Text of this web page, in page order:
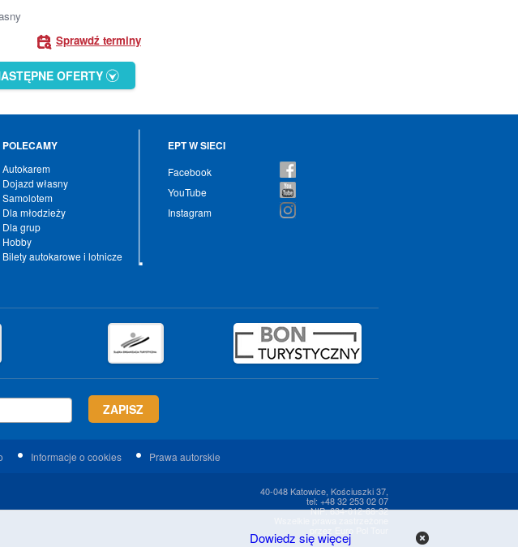
Sprawdź terminy
OFERTY
POLECAMY
Autokarem
Dojazd własny
Samolotem
Dla młodzieży
Dla grup
Hobby
Bilety autokarowe i lotnicze
EPT W SIECI
Facebook
YouTube
Instagram
Informacje o cookies Prawa autorskie
40-048 Katowice, Kościuszki 37,
tel: +48 32 253 02 07
NIP: 634-012-68-32
Dowiedz się więcej